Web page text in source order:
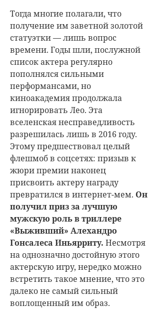
Тогда многие полагали, что
получение им заветной золотой
статуэтки — лишь вопрос
времени. Годы шли, послужной
список актера регулярно
пополнялся сильными
перформансами, но
киноакадемия продолжала
игнорировать Лео. Эта
вселенская несправедливость
разрешилась лишь в 2016 году.
Этому предшествовал целый
флешмоб в соцсетях: призыв к
жюри премии наконец
присвоить актеру награду
превратился в интернет-мем. Он
получил приз за лучшую
мужскую роль в триллере
«Выживший» Алехандро
Гонсалеса Иньярриту. Несмотря
на однозначно достойную этого
актерскую игру, нередко можно
встретить такое мнение, что это
далеко не самый сильный
воплощенный им образ.